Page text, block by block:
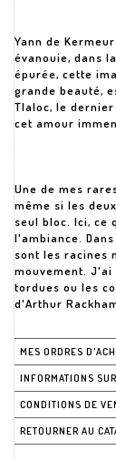
Yann de
évanouie, dans
épurée, cette
grande beauté,
Tlaloc, le
cet amour
Une de mes
même si les
seul bloc. Ici, ce
l'ambiance.
sont les racines
mouvement.
tordues ou les
d'Arthur
MES ORDRES
INFORMATIONS
CONDITIONS DE
RETOURNER AU